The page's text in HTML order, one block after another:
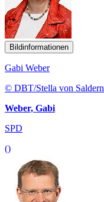
Bildinformationen
Gabi Weber
© DBT/Stella von Saldern
Weber, Gabi
SPD
()